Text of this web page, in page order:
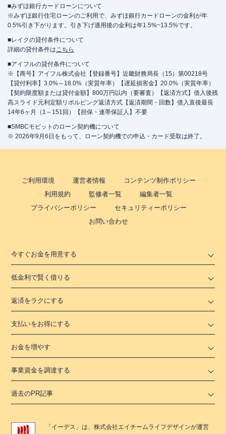
■みずほ銀行カードローンについて
※みずほ銀行住宅ローンのご利用で、みずほ銀行カードローンの金利が年
0.5%引き下がります。引き下げ適用後の金利は年1.5%~13.5%です。
■レイクの貸付条件について
詳細の貸付条件はこちら
■アイフルの貸付条件について
※【商号】アイフル株式会社【登録番号】近畿財務局長（15）第00218号
【貸付利率】3.0%～18.0%（実質年率）【遅延損害金】20.0%（実質年率）
【契約限度額または貸付金額】800万円以内（要審査）【返済方式】借入後残
高スライド元利定額リボルビング返済方式【返済期間・回数】借入直後最長
14年6ヶ月（1～151回）【担保・連帯保証人】不要
■SMBCモビットのローン契約機について
※ 2026年9月6日をもって、ローン契約機での申込・カード受取は終了。
ご利用環境 運営者情報
コンテンツ制作ポリシー
利用規約
監修者一覧
編集者一覧
プライバシーポリシー
セキュリティーポリシー
お問い合わせ
今すぐお金を用意する
低金利で賢く借りる
返済をラクにする
支払いをお得にする
お金を増やす
事業資金を調達する
過去のPR記事
「 イーデス 」は、株式会社エイチームライフデザインが運営